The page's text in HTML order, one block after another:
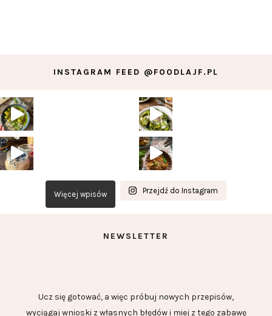
INSTAGRAM FEED @FOODLAJF.PL
Więcej wpisów Przejdź do Instagram
NEWSLETTER
Ucz się gotować, a więc próbuj nowych przepisów,
wyciągaj wnioski z własnych błędów i miej z tego zabawę